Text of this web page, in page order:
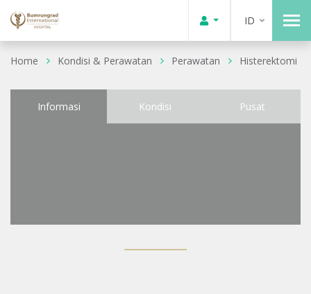
ID
Home Kondisi & Perawatan Perawatan Histerektomi
Informasi Kondisi Pusat